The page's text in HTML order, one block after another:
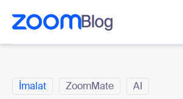
içeriğe atla
yardımına atla
İmalat ZoomMate AI